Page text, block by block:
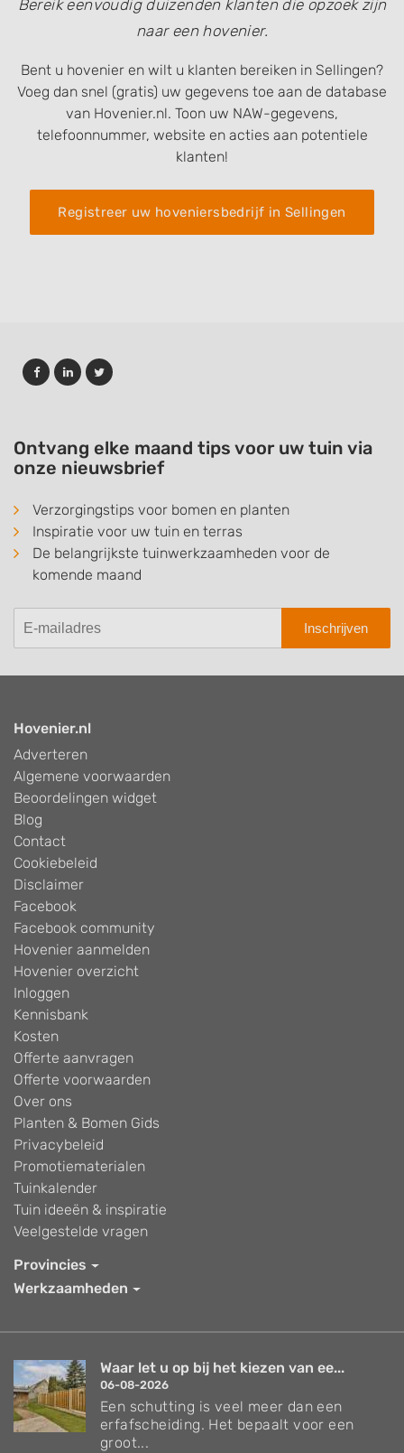
Bereik eenvoudig duizenden klanten die opzoek zijn
naar een hovenier.
Bent u hovenier en wilt u klanten bereiken in Sellingen?
Voeg dan snel (gratis) uw gegevens toe aan de database
van Hovenier.nl. Toon uw NAW-gegevens,
telefoonnummer, website en acties aan potentiele
klanten!
Registreer uw hoveniersbedrijf in Sellingen
Ontvang elke maand tips voor uw tuin via
onze nieuwsbrief
Verzorgingstips voor bomen en planten
Inspiratie voor uw tuin en terras
De belangrijkste tuinwerkzaamheden voor de
komende maand
Inschrijven
Hovenier.nl
Adverteren
Algemene voorwaarden
Beoordelingen widget
Blog
Contact
Cookiebeleid
Disclaimer
Facebook
Facebook community
Hovenier aanmelden
Hovenier overzicht
Inloggen
Kennisbank
Kosten
Offerte aanvragen
Offerte voorwaarden
Over ons
Planten & Bomen Gids
Privacybeleid
Promotiematerialen
Tuinkalender
Tuin ideeën & inspiratie
Veelgestelde vragen
Provincies
Werkzaamheden
Waar let u op bij het kiezen van ee...
06-08-2026
Een schutting is veel meer dan een
erfafscheiding. Het bepaalt voor een
groot...